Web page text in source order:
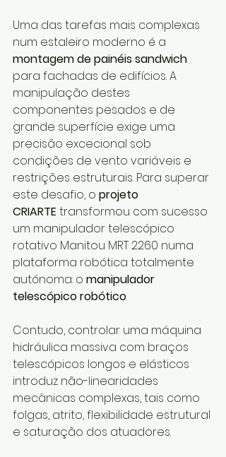
Uma das tarefas mais complexas
num estaleiro moderno é a
montagem de painéis sandwich
para fachadas de edifícios. A
manipulação destes
componentes pesados e de
grande superfície exige uma
precisão excecional sob
condições de vento variáveis e
restrições estruturais. Para superar
este desafio, o projeto
CRIARTE transformou com sucesso
um manipulador telescópico
rotativo Manitou MRT 2260 numa
plataforma robótica totalmente
autónoma: o manipulador
telescópico robótico.
Contudo, controlar uma máquina
hidráulica massiva com braços
telescópicos longos e elásticos
introduz não-linearidades
mecânicas complexas, tais como
folgas, atrito, flexibilidade estrutural
e saturação dos atuadores.